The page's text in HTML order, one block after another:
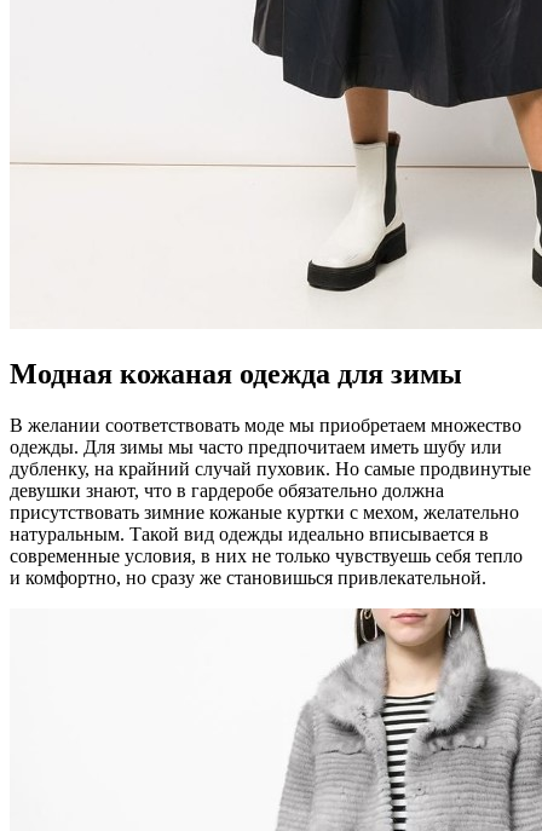
Модная кожаная одежда для зимы
В желании соответствовать моде мы приобретаем множество
одежды. Для зимы мы часто предпочитаем иметь шубу или
дубленку, на крайний случай пуховик. Но самые продвинутые
девушки знают, что в гардеробе обязательно должна
присутствовать зимние кожаные куртки с мехом, желательно
натуральным. Такой вид одежды идеально вписывается в
современные условия, в них не только чувствуешь себя тепло
и комфортно, но сразу же становишься привлекательной.